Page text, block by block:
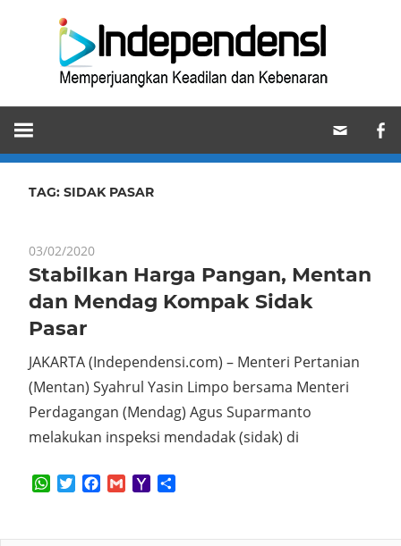
Memperjuangkan
Keadilan
dan
Kebenaran
TAG: SIDAK PASAR
03/02/2020
Stabilkan Harga Pangan, Mentan
dan Mendag Kompak Sidak
Pasar
JAKARTA (Independensi.com) – Menteri Pertanian
(Mentan) Syahrul Yasin Limpo bersama Menteri
Perdagangan (Mendag) Agus Suparmanto
melakukan inspeksi mendadak (sidak) di
WhatsApp
TwitterFacebook
GmailYahoo